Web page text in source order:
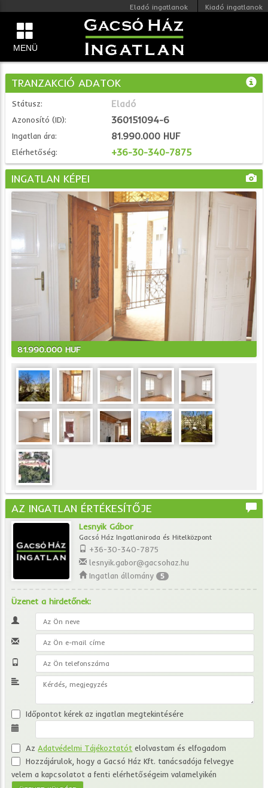
MENÜ
Eladó ingatlanok Kiadó ingatlanok
TRANZAKCIÓ ADATOK
Státusz: Eladó
Azonosító (ID): 360151094-6
Ingatlan ára: 81.990.000 HUF
Elérhetőség: +36-30-340-7875
INGATLAN KÉPEI
81.990.000 HUF
AZ INGATLAN ÉRTÉKESÍTŐJE
Lesnyik Gábor
Gacsó Ház Ingatlaniroda és Hitelközpont
+36-30-340-7875
lesnyik.gabor@gacsohaz.hu
Ingatlan állomány 5
Üzenet a hirdetőnek:
Időpontot kérek az ingatlan megtekintésére
AzAdatvédelmi Tájékoztatót elolvastam és elfogadom
Hozzájárulok, hogy a Gacsó Ház Kft. tanácsadója felvegye
velem a kapcsolatot a fenti elérhetőségeim valamelyikén